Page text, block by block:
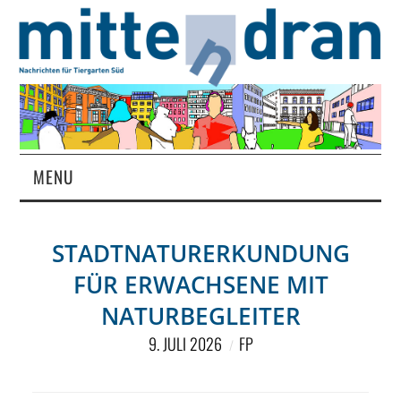
MENU
MAGAZIN
ÜBER UNS
STADTNATURERKUNDUNG
FÜR ERWACHSENE MIT
NATURBEGLEITER
9. JULI 2026 FP